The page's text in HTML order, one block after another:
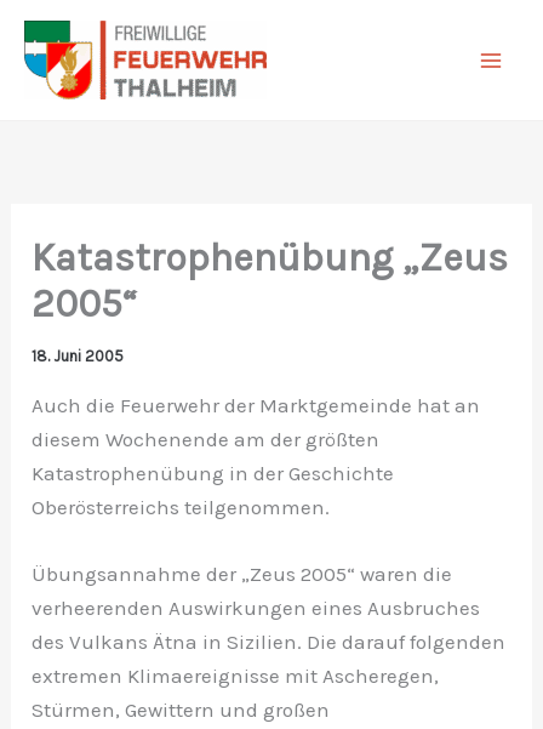
Zum
Inhalt
springen
Katastrophenübung „Zeus
2005“
18. Juni 2005
Auch die Feuerwehr der Marktgemeinde hat an
diesem Wochenende am der größten
Katastrophenübung in der Geschichte
Oberösterreichs teilgenommen.
Übungsannahme der „Zeus 2005“ waren die
verheerenden Auswirkungen eines Ausbruches
des Vulkans Ätna in Sizilien. Die darauf folgenden
extremen Klimaereignisse mit Ascheregen,
Stürmen, Gewittern und großen